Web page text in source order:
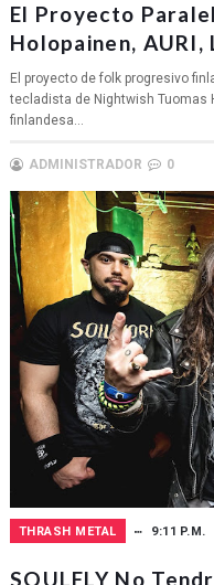
El Proyecto
Holopainen, AURI,
El proyecto de folk progresivo
tecladista de Nightwish Tuomas
finlandesa...
ADMINISTRADOR 0
THRASH METAL 9:11 P.M.
SOULFLY No